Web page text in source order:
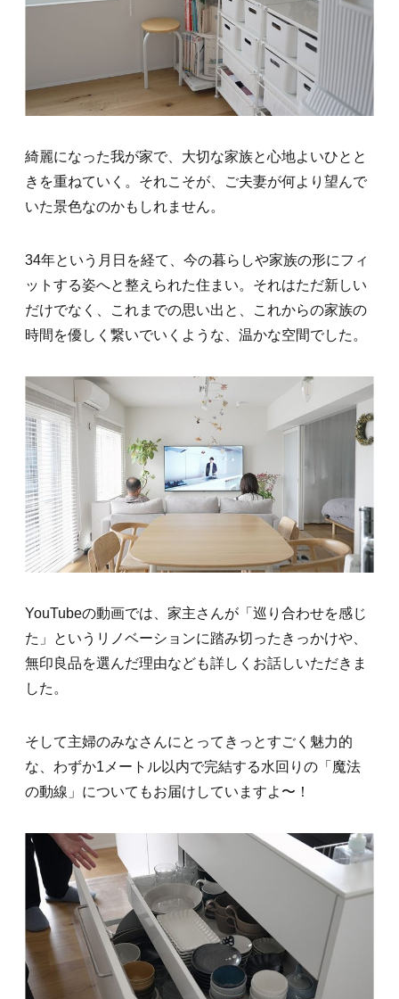
綺麗になった我が家で、大切な家族と心地よいひとと
きを重ねていく。それこそが、ご夫妻が何より望んで
いた景色なのかもしれません。
34年という月日を経て、今の暮らしや家族の形にフィ
ットする姿へと整えられた住まい。それはただ新しい
だけでなく、これまでの思い出と、これからの家族の
時間を優しく繋いでいくような、温かな空間でした。
YouTubeの動画では、家主さんが「巡り合わせを感じ
た」というリノベーションに踏み切ったきっかけや、
無印良品を選んだ理由なども詳しくお話しいただきま
した。
そして主婦のみなさんにとってきっとすごく魅力的
な、わずか1メートル以内で完結する水回りの「魔法
の動線」についてもお届けしていますよ〜！